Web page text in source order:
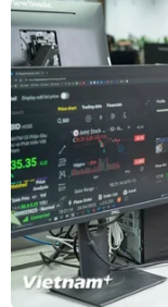
xiết.
Tiếp tục theo
lũ, chủ động
phù hợp bảo
thiệt hại tài sản
kiểm tra, rà
khu vực bị
sạt lở đất; vận
thủy điện, góp